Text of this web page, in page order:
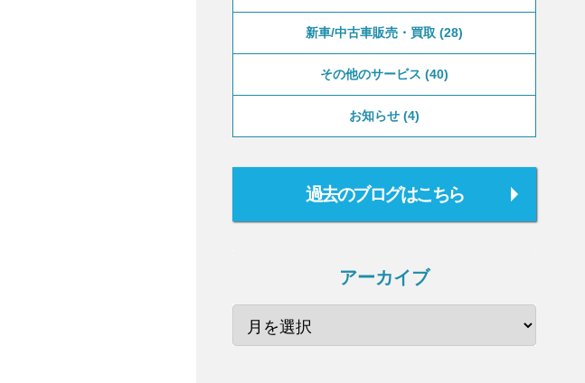
新車/中古車販売・買取 28
その他のサービス 40
お知らせ 4
過去のブログはこちら
アーカイブ